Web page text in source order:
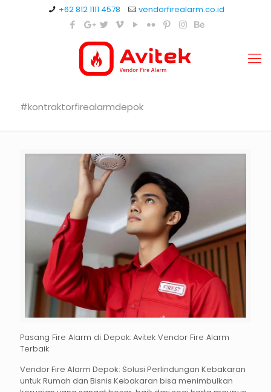
+62 812 1111 4578 vendorfirealarm.co.id
#kontraktorfirealarmdepok
Pasang Fire Alarm di Depok: Avitek Vendor Fire Alarm
Terbaik
Vendor Fire Alarm Depok: Solusi Perlindungan Kebakaran
untuk Rumah dan Bisnis Kebakaran bisa menimbulkan